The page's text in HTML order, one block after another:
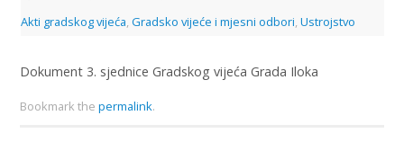
Akti gradskog vijeća Gradsko vijeće i mjesni odbori Ustrojstvo
Dokument 3. sjednice Gradskog vijeća Grada Iloka
Bookmark the permalink.